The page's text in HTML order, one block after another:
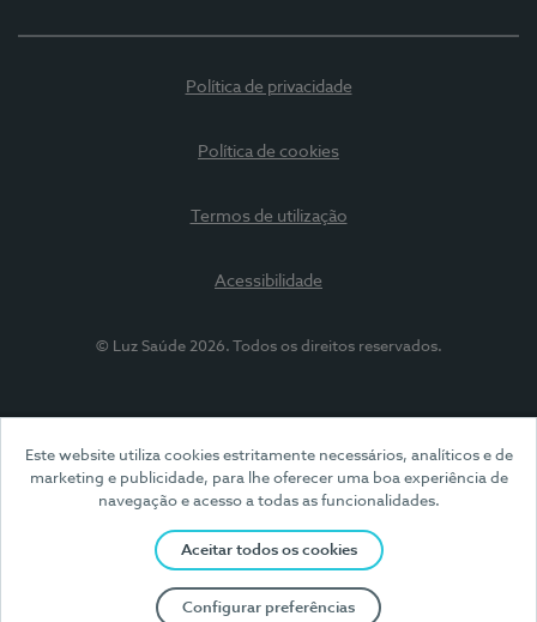
Este website utiliza cookies estritamente necessários, analíticos e de
marketing e publicidade, para lhe oferecer uma boa experiência de
navegação e acesso a todas as funcionalidades.
Aceitar todos os cookies
Configurar preferências
Política de privacidade
Política de cookies
Termos de utilização
Acessibilidade
© Luz Saúde 2026. Todos os direitos reservados.